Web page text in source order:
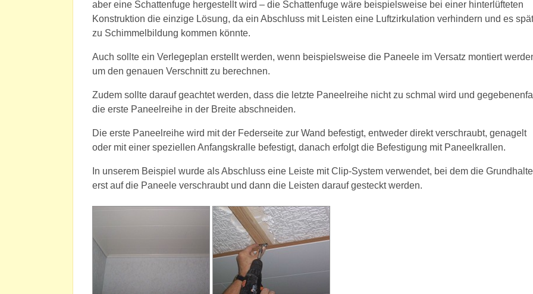
aber eine Schattenfuge hergestellt wird – die Schattenfuge wäre beispielsweise bei einer hinterlüfteten
Konstruktion die einzige Lösung, da ein Abschluss mit Leisten eine Luftzirkulation verhindern und es
zu Schimmelbildung kommen könnte.
Auch sollte ein Verlegeplan erstellt werden, wenn beispielsweise die Paneele im Versatz montiert
um den genauen Verschnitt zu berechnen.
Zudem sollte darauf geachtet werden, dass die letzte Paneelreihe nicht zu schmal wird und
die erste Paneelreihe in der Breite abschneiden.
Die erste Paneelreihe wird mit der Federseite zur Wand befestigt, entweder direkt verschraubt, genagelt
oder mit einer speziellen Anfangskralle befestigt, danach erfolgt die Befestigung mit Paneelkrallen.
In unserem Beispiel wurde als Abschluss eine Leiste mit Clip-System verwendet, bei dem die
erst auf die Paneele verschraubt und dann die Leisten darauf gesteckt werden.